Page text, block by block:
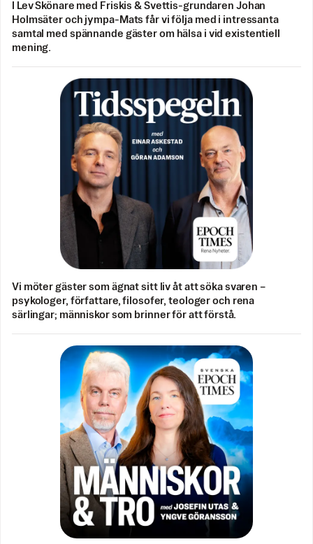
I Lev Skönare med Friskis & Svettis-grundaren Johan
Holmsäter och jympa-Mats får vi följa med i intressanta
samtal med spännande gäster om hälsa i vid existentiell
mening.
Vi möter gäster som ägnat sitt liv åt att söka svaren –
psykologer, författare, filosofer, teologer och rena
särlingar; människor som brinner för att förstå.